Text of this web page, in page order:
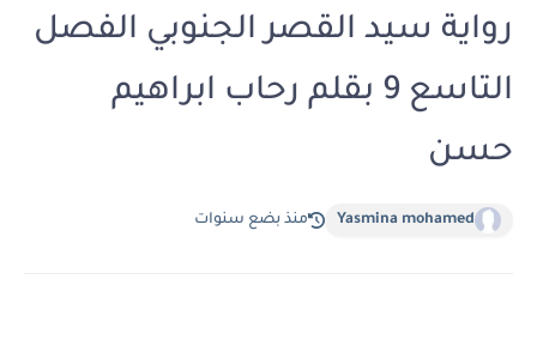
رواية سيد القصر الجنوبي الفصل
التاسع 9 بقلم رحاب ابراهيم
حسن
Yasmina mohamed منذ بضع سنوات